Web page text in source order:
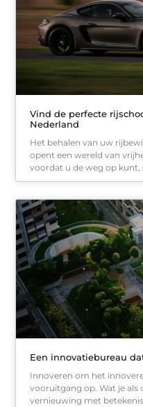
Vind de perfecte
Nederland
Het behalen van uw
opent een wereld van
voordat u de weg op kunt,
Een innovatiebureau
Innoveren om het
vooruitgang op. Wat je als
vernieuwing met